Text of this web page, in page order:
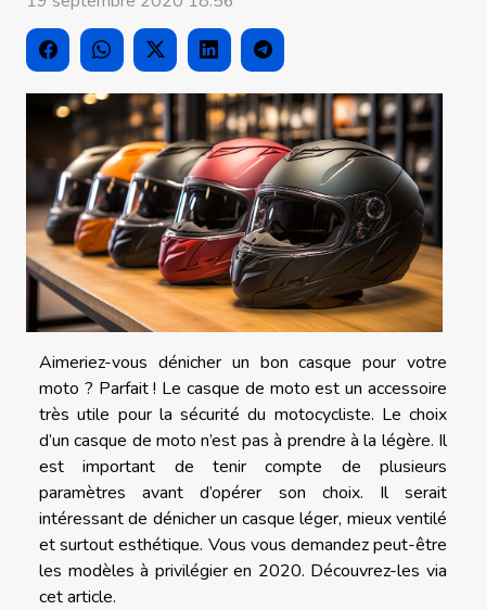
Aimeriez-vous dénicher un bon casque pour votre
moto ? Parfait ! Le casque de moto est un accessoire
très utile pour la sécurité du motocycliste. Le choix
d’un casque de moto n’est pas à prendre à la légère. Il
est important de tenir compte de plusieurs
paramètres avant d’opérer son choix. Il serait
intéressant de dénicher un casque léger, mieux ventilé
et surtout esthétique. Vous vous demandez peut-être
les modèles à privilégier en 2020. Découvrez-les via
cet article.